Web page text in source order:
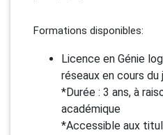
Formations disponibles:
Licence en Génie
réseaux en cours du
*Durée : 3 ans, à
académique
*Accessible aux